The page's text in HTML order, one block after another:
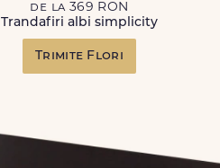
de la 369 RON
Trandafiri albi simplicity
Trimite Flori